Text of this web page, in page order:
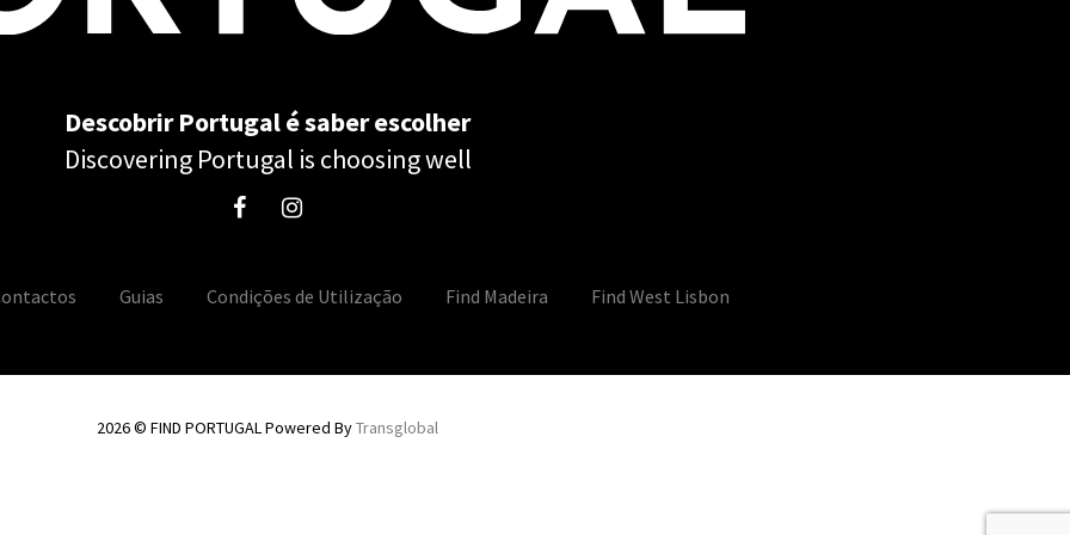
Descobrir Portugal é saber escolher
Discovering Portugal is choosing well
Guias Condições de Utilização Find Madeira Find West Lisbon
2026 © FIND PORTUGAL Powered ByTransglobal